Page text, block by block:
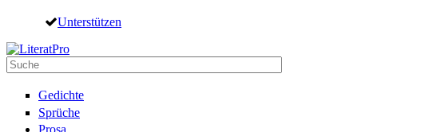
Direkt zum Inhalt
Unterstützen
Suche
Gedichte
Sprüche
Prosa